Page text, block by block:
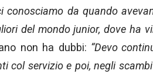
conosciamo da quando
del mondo junior, dove ha
non ha dubbi: “Devo
col servizio e poi, negli